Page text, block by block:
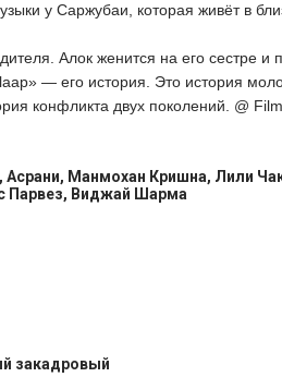
у Саржубаи, которая живёт в
Алок женится на его сестре и
— его история. Это история
конфликта двух поколений. @
Асрани, Манмохан Кришна, Лили
Парвез, Виджай Шарма
закадровый